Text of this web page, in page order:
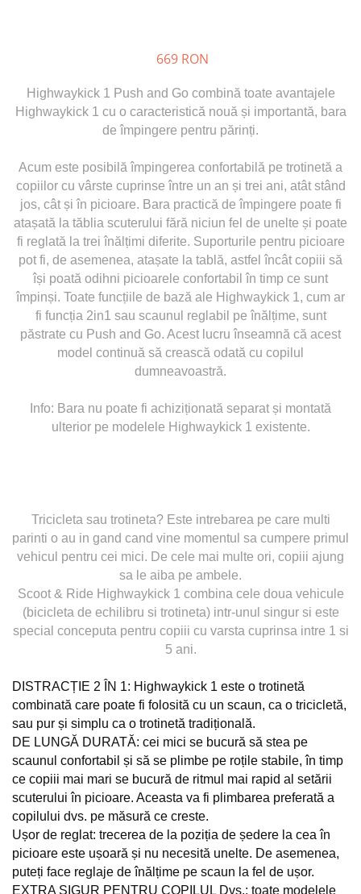
669 RON
Highwaykick 1 Push and Go combină toate avantajele
Highwaykick 1 cu o caracteristică nouă și importantă, bara
de împingere pentru părinți.
Acum este posibilă împingerea confortabilă pe trotinetă a
copiilor cu vârste cuprinse între un an și trei ani, atât stând
jos, cât și în picioare. Bara practică de împingere poate fi
atașată la tăblia scuterului fără niciun fel de unelte și poate
fi reglată la trei înălțimi diferite. Suporturile pentru picioare
pot fi, de asemenea, atașate la tablă, astfel încât copiii să
își poată odihni picioarele confortabil în timp ce sunt
împinși. Toate funcțiile de bază ale Highwaykick 1, cum ar
fi funcția 2in1 sau scaunul reglabil pe înălțime, sunt
păstrate cu Push and Go. Acest lucru înseamnă că acest
model continuă să crească odată cu copilul
dumneavoastră.
Info: Bara nu poate fi achiziționată separat și montată
ulterior pe modelele Highwaykick 1 existente.
Tricicleta sau trotineta? Este intrebarea pe care multi
parinti o au in gand cand vine momentul sa cumpere primul
vehicul pentru cei mici. De cele mai multe ori, copiii ajung
sa le aiba pe ambele.
Scoot & Ride Highwaykick 1 combina cele doua vehicule
(bicicleta de echilibru si trotineta) intr-unul singur si este
special conceputa pentru copiii cu varsta cuprinsa intre 1 si
5 ani.
DISTRACȚIE 2 ÎN 1: Highwaykick 1 este o trotinetă
combinată care poate fi folosită cu un scaun, ca o tricicletă,
sau pur și simplu ca o trotinetă tradițională.
DE LUNGĂ DURATĂ: cei mici se bucură să stea pe
scaunul confortabil și să se plimbe pe roțile stabile, în timp
ce copiii mai mari se bucură de ritmul mai rapid al setării
scuterului în picioare. Aceasta va fi plimbarea preferată a
copilului dvs. pe măsură ce creste.
Ușor de reglat: trecerea de la poziția de ședere la cea în
picioare este ușoară și nu necesită unelte. De asemenea,
puteți face reglaje de înălțime pe scaun la fel de ușor.
EXTRA SIGUR PENTRU COPILUL Dvs.: toate modelele